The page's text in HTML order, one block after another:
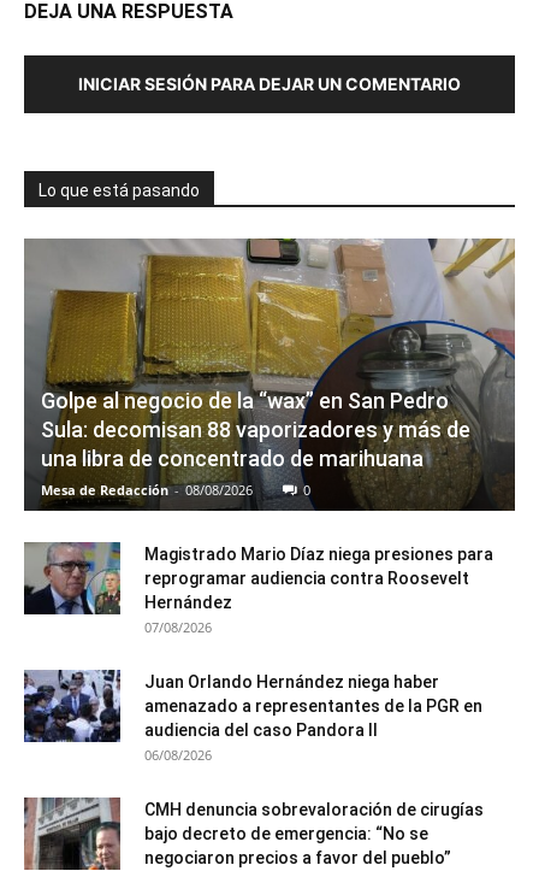
DEJA UNA RESPUESTA
INICIAR SESIÓN PARA DEJAR UN COMENTARIO
Lo que está pasando
Golpe al negocio de la “wax” en San Pedro
Sula: decomisan 88 vaporizadores y más de
una libra de concentrado de marihuana
Mesa de Redacción - 08/08/2026 0
Magistrado Mario Díaz niega presiones para
reprogramar audiencia contra Roosevelt
Hernández
07/08/2026
Juan Orlando Hernández niega haber
amenazado a representantes de la PGR en
audiencia del caso Pandora II
06/08/2026
CMH denuncia sobrevaloración de cirugías
bajo decreto de emergencia: “No se
negociaron precios a favor del pueblo”